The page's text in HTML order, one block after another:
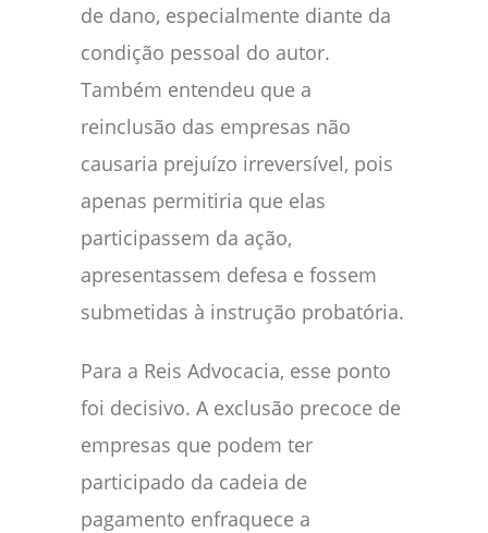
de dano, especialmente diante da
condição pessoal do autor.
Também entendeu que a
reinclusão das empresas não
causaria prejuízo irreversível, pois
apenas permitiria que elas
participassem da ação,
apresentassem defesa e fossem
submetidas à instrução probatória.
Para a Reis Advocacia, esse ponto
foi decisivo. A exclusão precoce de
empresas que podem ter
participado da cadeia de
pagamento enfraquece a